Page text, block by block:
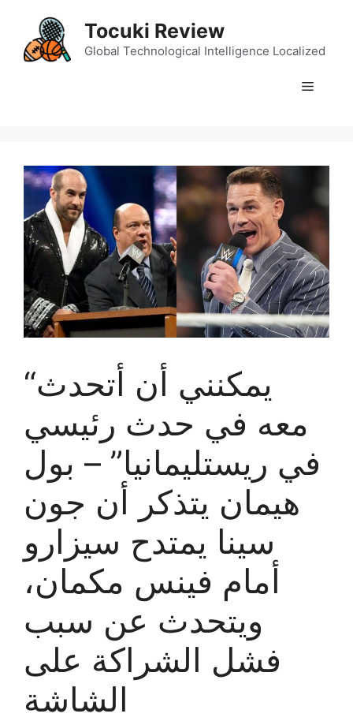
content
Tocuki Review
Global Technological Intelligence Localized
Menu
“يمكنني أن أتحدث
معه في حدث رئيسي
في ريستليمانيا” – بول
هيمان يتذكر أن جون
سينا ​​يمتدح سيزارو
أمام فينس مكمان،
ويتحدث عن سبب
فشل الشراكة على
الشاشة